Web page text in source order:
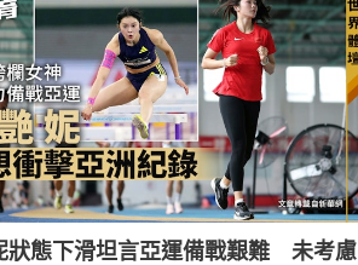
狀態下滑坦言亞運備戰艱難 未考慮